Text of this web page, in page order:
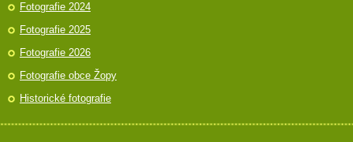
Fotografie 2024
Fotografie 2025
Fotografie 2026
Fotografie obce Žopy
Historické fotografie